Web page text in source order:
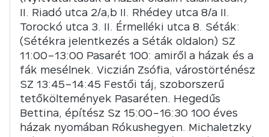
II. Riadó utca 2/a,b II. Rhédey utca 8/a II.
Torockó utca 3. II. Érmelléki utca 8. Séták:
(Sétékra jelentkezés a Séták oldalon) SZ
11:00–13:00 Pasarét 100: amiről a házak és a
fák mesélnek. Viczián Zsófia, várostörténész
SZ 13:45–14:45 Festői táj, szoborszerű
tetőköltemények Pasaréten. Hegedűs
Bettina, építész Sz 15:00–16:30 100 éves
házak nyomában Rókushegyen. Michaletzky